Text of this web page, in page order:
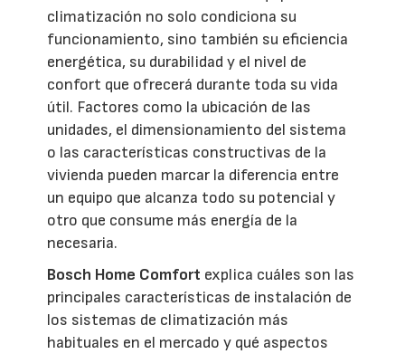
climatización no solo condiciona su
funcionamiento, sino también su eficiencia
energética, su durabilidad y el nivel de
confort que ofrecerá durante toda su vida
útil. Factores como la ubicación de las
unidades, el dimensionamiento del sistema
o las características constructivas de la
vivienda pueden marcar la diferencia entre
un equipo que alcanza todo su potencial y
otro que consume más energía de la
necesaria.
Bosch Home Comfort explica cuáles son las
principales características de instalación de
los sistemas de climatización más
habituales en el mercado y qué aspectos